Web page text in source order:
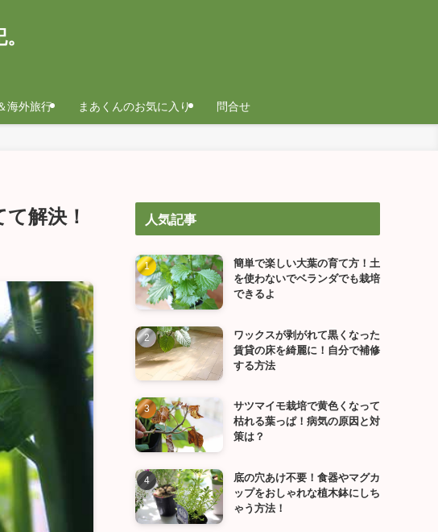
海外旅行 まあくんのお気に入り 問合せ
解決！ 人気記事
簡単で楽しい大葉の育て方！土
を使わないでベランダでも栽培
できるよ
ワックスが剥がれて黒くなった
賃貸の床を綺麗に！自分で補修
する方法
サツマイモ栽培で黄色くなって
枯れる葉っぱ！病気の原因と対
策は？
底の穴あけ不要！食器やマグカ
ップをおしゃれな植木鉢にしち
ゃう方法！